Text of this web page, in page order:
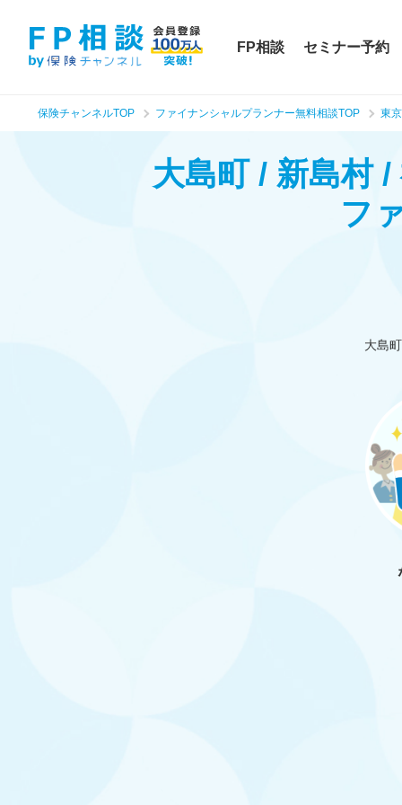
FP相談 セミナー予約
保険チャンネルTOP ファイナンシャルプランナー無料相談TOP 東
大島町 / 新島村
フ
大島